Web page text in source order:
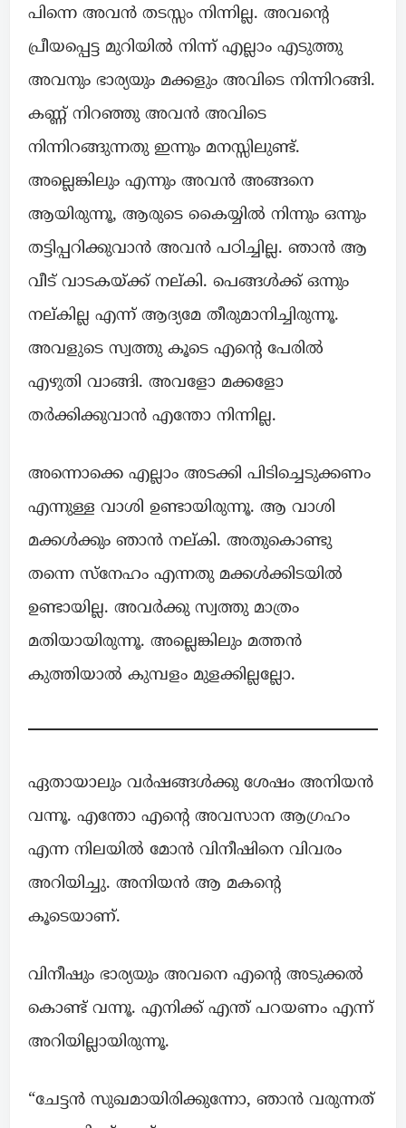
പിന്നെ അവൻ തടസ്സം നിന്നില്ല. അവൻ്റെ
പ്രീയപ്പെട്ട മുറിയിൽ നിന്ന് എല്ലാം എടുത്തു
അവനും ഭാര്യയും മക്കളും അവിടെ നിന്നിറങ്ങി.
കണ്ണ് നിറഞ്ഞു അവൻ അവിടെ
നിന്നിറങ്ങുന്നതു ഇന്നും മനസ്സിലുണ്ട്.
അല്ലെങ്കിലും എന്നും അവൻ അങ്ങനെ
ആയിരുന്നൂ, ആരുടെ കൈയ്യിൽ നിന്നും ഒന്നും
തട്ടിപ്പറിക്കുവാൻ അവൻ പഠിച്ചില്ല. ഞാൻ ആ
വീട് വാടകയ്ക്ക് നല്കി. പെങ്ങൾക്ക് ഒന്നും
നല്കില്ല എന്ന് ആദ്യമേ തീരുമാനിച്ചിരുന്നൂ.
അവളുടെ സ്വത്തു കൂടെ എൻ്റെ പേരിൽ
എഴുതി വാങ്ങി. അവളോ മക്കളോ
തർക്കിക്കുവാൻ എന്തോ നിന്നില്ല.
അന്നൊക്കെ എല്ലാം അടക്കി പിടിച്ചെടുക്കണം
എന്നുള്ള വാശി ഉണ്ടായിരുന്നൂ. ആ വാശി
മക്കൾക്കും ഞാൻ നല്കി. അതുകൊണ്ടു
തന്നെ സ്നേഹം എന്നതു മക്കൾക്കിടയിൽ
ഉണ്ടായില്ല. അവർക്കു സ്വത്തു മാത്രം
മതിയായിരുന്നൂ. അല്ലെങ്കിലും മത്തൻ
കുത്തിയാൽ കുമ്പളം മുളക്കില്ലല്ലോ.
ഏതായാലും വർഷങ്ങൾക്കു ശേഷം അനിയൻ
വന്നൂ. എന്തോ എൻ്റെ അവസാന ആഗ്രഹം
എന്ന നിലയിൽ മോൻ വിനീഷിനെ വിവരം
അറിയിച്ചു. അനിയൻ ആ മകൻ്റെ
കൂടെയാണ്.
വിനീഷും ഭാര്യയും അവനെ എൻ്റെ അടുക്കൽ
കൊണ്ട് വന്നൂ. എനിക്ക് എന്ത് പറയണം എന്ന്
അറിയില്ലായിരുന്നൂ.
“ചേട്ടൻ സുഖമായിരിക്കുന്നോ, ഞാൻ വരുന്നത്